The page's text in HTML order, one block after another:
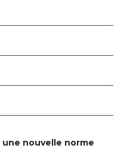
une nouvelle norme